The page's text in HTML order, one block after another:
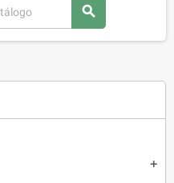
add
search